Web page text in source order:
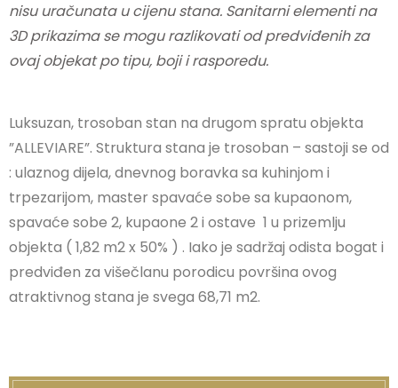
nisu uračunata u cijenu stana. Sanitarni elementi na
3D prikazima se mogu razlikovati od predviđenih za
ovaj objekat po tipu, boji i rasporedu.
Luksuzan, trosoban stan na drugom spratu objekta
”ALLEVIARE”. Struktura stana je trosoban – sastoji se od
: ulaznog dijela, dnevnog boravka sa kuhinjom i
trpezarijom, master spavaće sobe sa kupaonom,
spavaće sobe 2, kupaone 2 i ostave 1 u prizemlju
objekta ( 1,82 m2 x 50% ) . Iako je sadržaj odista bogat i
predviđen za višečlanu porodicu površina ovog
atraktivnog stana je svega 68,71 m2.